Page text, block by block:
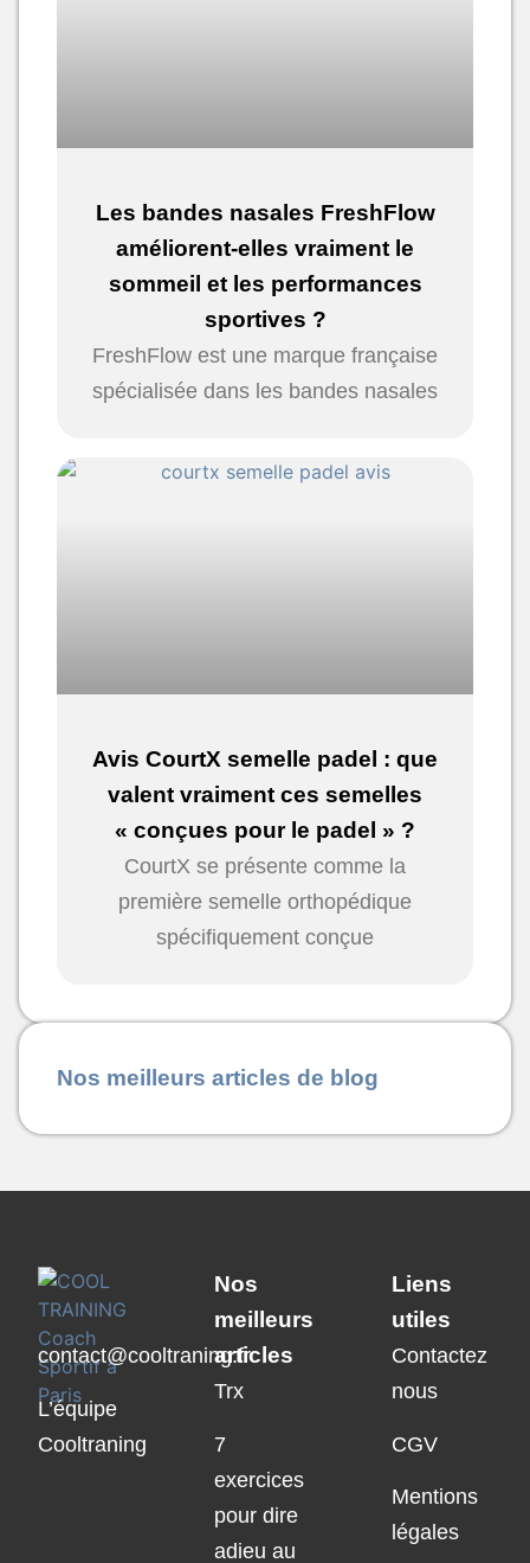
Les bandes nasales FreshFlow
améliorent-elles vraiment le
sommeil et les performances
sportives ?
FreshFlow est une marque française
spécialisée dans les bandes nasales
Avis CourtX semelle padel : que
valent vraiment ces semelles
« conçues pour le padel » ?
CourtX se présente comme la
première semelle orthopédique
spécifiquement conçue
Nos meilleurs articles de blog
contact@cooltraning.fr
L’équipe
Cooltraning
Nos
meilleurs
articles
Trx
7
exercices
pour dire
adieu au
Liens
utiles
Contactez
nous
CGV
Mentions
légales